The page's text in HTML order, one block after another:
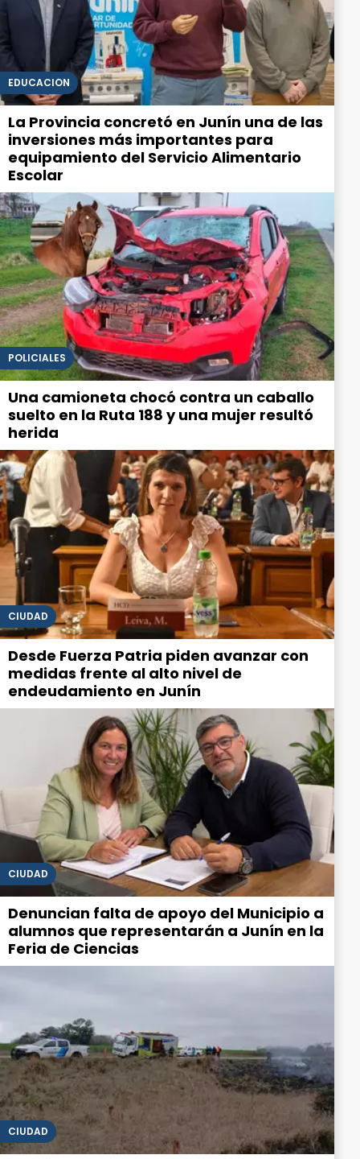
EDUCACIÓN
La Provincia concretó en Junín una de las
inversiones más importantes para
equipamiento del Servicio Alimentario
Escolar
POLICIALES
Una camioneta chocó contra un caballo
suelto en la Ruta 188 y una mujer resultó
herida
CIUDAD
Desde Fuerza Patria piden avanzar con
medidas frente al alto nivel de
endeudamiento en Junín
CIUDAD
Denuncian falta de apoyo del Municipio a
alumnos que representarán a Junín en la
Feria de Ciencias
CIUDAD